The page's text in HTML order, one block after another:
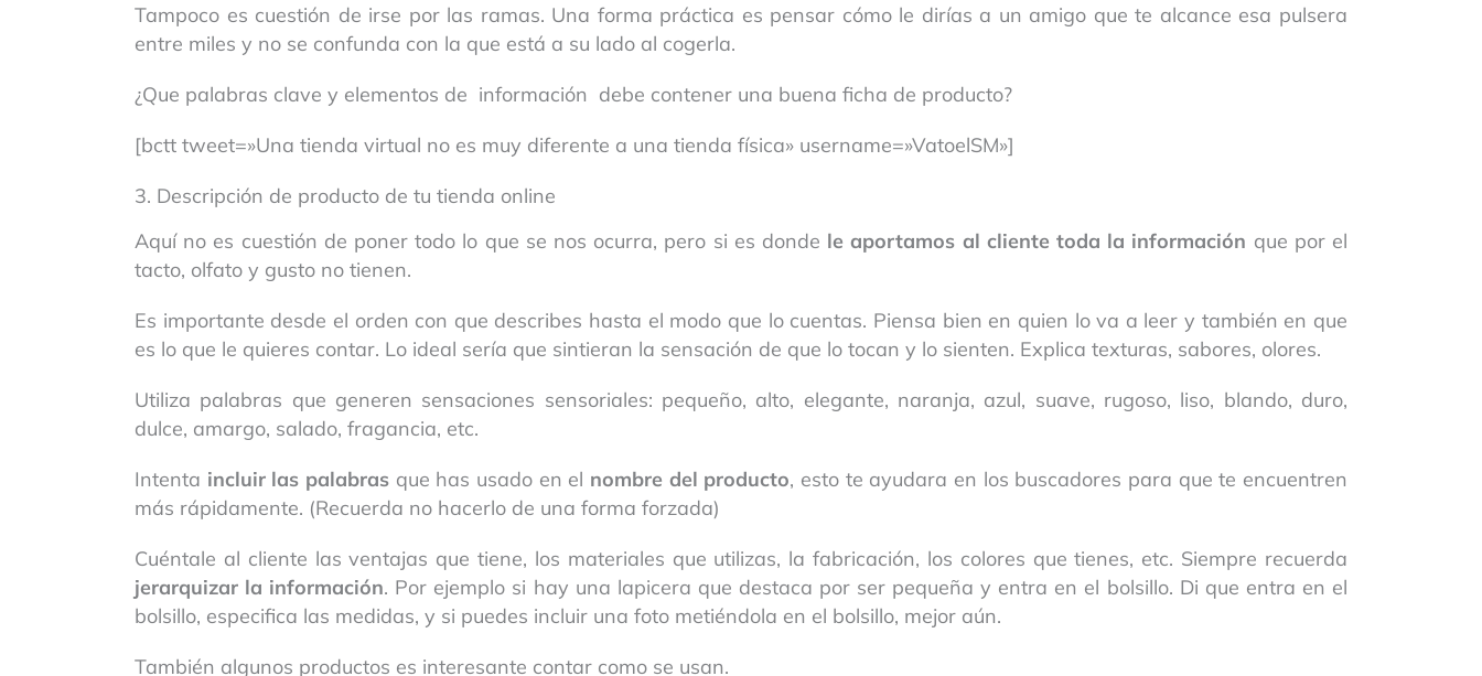
Tampoco es cuestión de irse por las ramas. Una forma práctica es pensar cómo le dirías a un amigo que te alcance esa pulsera
entre miles y no se confunda con la que está a su lado al cogerla.
¿Que palabras clave y elementos de información debe contener una buena ficha de producto?
[bctt tweet=»Una tienda virtual no es muy diferente a una tienda física» username=»VatoelSM»]
3. Descripción de producto de tu tienda online
Aquí no es cuestión de poner todo lo que se nos ocurra, pero si es donde le aportamos al cliente toda la información que por el
tacto, olfato y gusto no tienen.
Es importante desde el orden con que describes hasta el modo que lo cuentas. Piensa bien en quien lo va a leer y también en que
es lo que le quieres contar. Lo ideal sería que sintieran la sensación de que lo tocan y lo sienten. Explica texturas, sabores, olores.
Utiliza palabras que generen sensaciones sensoriales: pequeño, alto, elegante, naranja, azul, suave, rugoso, liso, blando, duro,
dulce, amargo, salado, fragancia, etc.
Intenta incluir las palabras que has usado en el nombre del producto, esto te ayudara en los buscadores para que te encuentren
más rápidamente. (Recuerda no hacerlo de una forma forzada)
Cuéntale al cliente las ventajas que tiene, los materiales que utilizas, la fabricación, los colores que tienes, etc. Siempre recuerda
jerarquizar la información. Por ejemplo si hay una lapicera que destaca por ser pequeña y entra en el bolsillo. Di que entra en el
bolsillo, especifica las medidas, y si puedes incluir una foto metiéndola en el bolsillo, mejor aún.
También algunos productos es interesante contar como se usan.